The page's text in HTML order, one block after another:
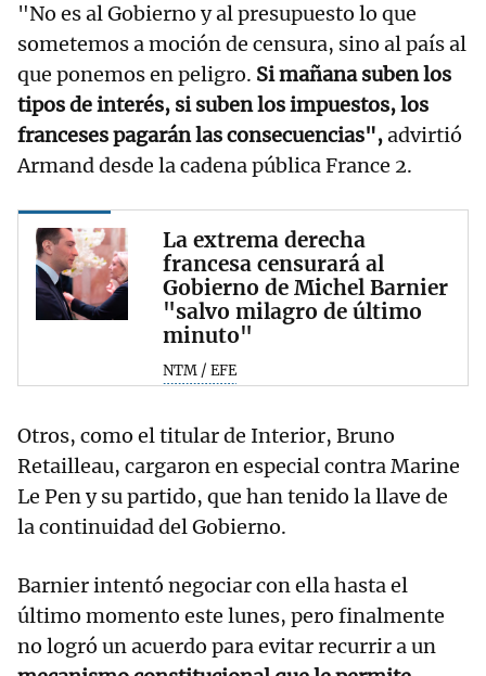
"No es al Gobierno y al presupuesto lo que
sometemos a moción de censura, sino al país al
que ponemos en peligro. Si mañana suben los
tipos de interés, si suben los impuestos, los
franceses pagarán las consecuencias",advirtió
Armand desde la cadena pública France 2.
La extrema derecha
francesa censurará al
Gobierno de Michel Barnier
"salvo milagro de último
minuto"
NTM / EFE
Otros, como el titular de Interior, Bruno
Retailleau, cargaron en especial contra Marine
Le Pen y su partido, que han tenido la llave de
la continuidad del Gobierno.
Barnier intentó negociar con ella hasta el
último momento este lunes, pero finalmente
no logró un acuerdo para evitar recurrir a un